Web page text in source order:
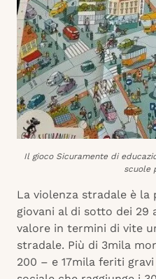
Il gioco Sicuramente di
scuole
La violenza stradale è la
giovani al di sotto dei 29
valore in termini di vite
stradale. Più di 3mila
200 – e 17mila feriti